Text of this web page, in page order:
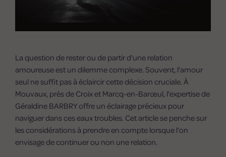
La question de rester ou de partir d'une relation
amoureuse est un dilemme complexe. Souvent, l'amour
seul ne suffit pas à éclaircir cette décision cruciale. À
Mouvaux, près de Croix et Marcq-en-Barœul, l'expertise de
Géraldine BARBRY offre un éclairage précieux pour
naviguer dans ces eaux troubles. Cet article se penche sur
les considérations à prendre en compte lorsque l'on
envisage de continuer ou non une relation.